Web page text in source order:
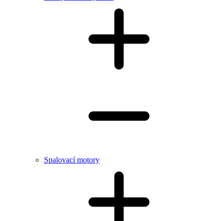
Spalovací motory